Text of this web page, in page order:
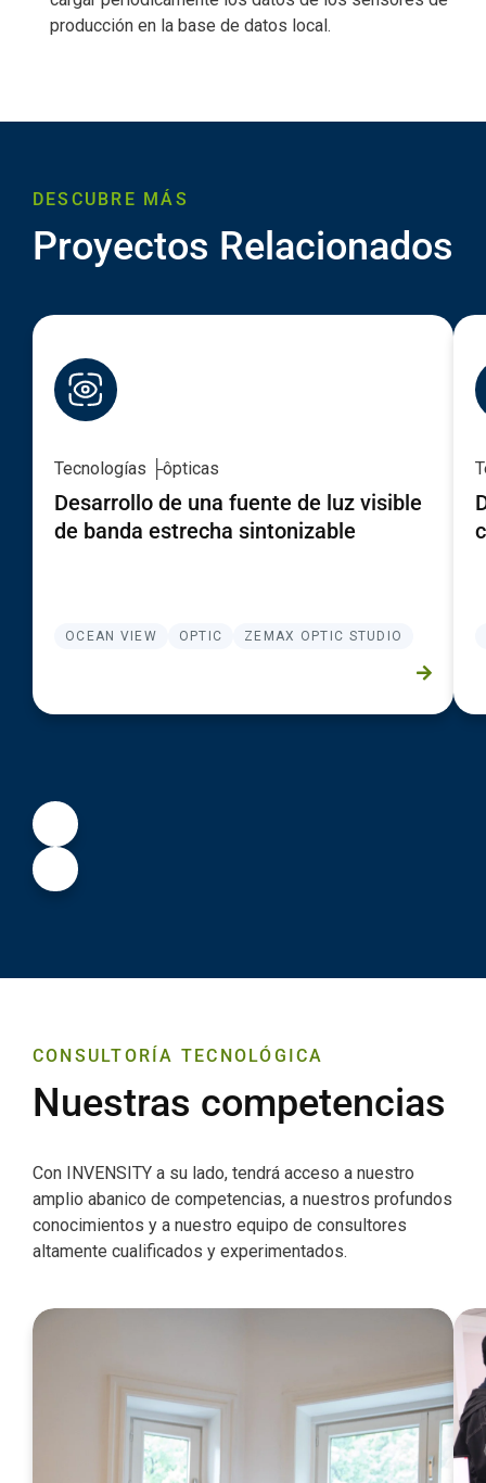
producción en la base de datos local.
DESCUBRE MÁS
Proyectos Relacionados
Tecnologías ├ôpticas
Desarrollo de una fuente de luz visible
de banda estrecha sintonizable
OCEAN VIEW OPTIC ZEMAX OPTIC STUDIO
CONSULTORÍA TECNOLÓGICA
Nuestras competencias
Con INVENSITY a su lado, tendrá acceso a nuestro
amplio abanico de competencias, a nuestros profundos
conocimientos y a nuestro equipo de consultores
altamente cualificados y experimentados.